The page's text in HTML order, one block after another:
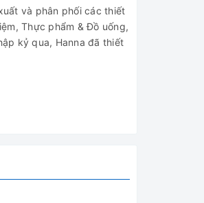
và phân phối các thiết
Thực phẩm & Đồ uống,
kỷ qua, Hanna đã thiết